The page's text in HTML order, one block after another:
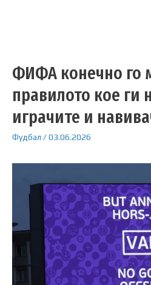
ФИФА конечно го
правилото кое ги
играчите и
Фудбал /03.06.2026